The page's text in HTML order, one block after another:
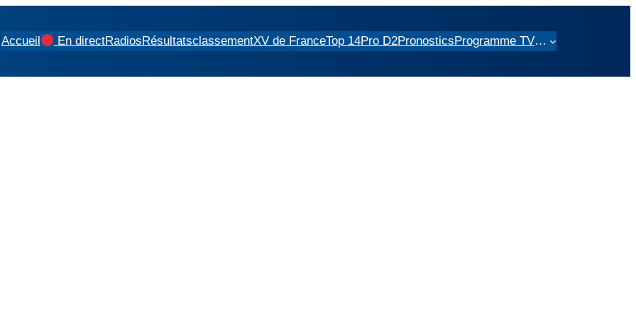
Accueil En directRadiosRésultatsclassementXV de FranceTop 14Pro D2PronosticsProgramme TV…